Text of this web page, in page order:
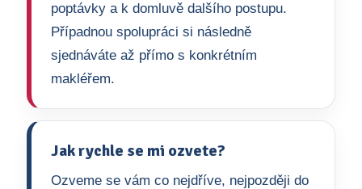
poptávky a k domluvě dalšího postupu.
Případnou spolupráci si následně
sjednáváte až přímo s konkrétním
makléřem.
Jak rychle se mi ozvete?
Ozveme se vám co nejdříve, nejpozději do